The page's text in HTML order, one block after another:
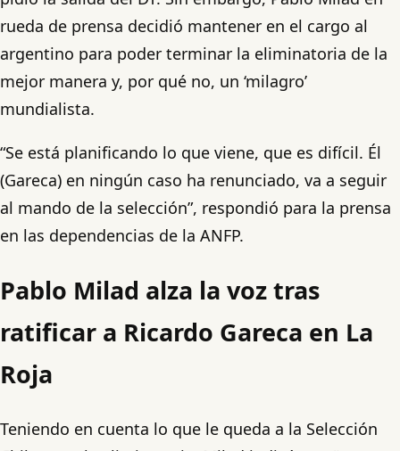
rueda de prensa decidió mantener en el cargo al
argentino para poder terminar la eliminatoria de la
mejor manera y, por qué no, un ‘milagro’
mundialista.
“Se está planificando lo que viene, que es difícil. Él
(Gareca) en ningún caso ha renunciado, va a seguir
al mando de la selección”, respondió para la prensa
en las dependencias de la ANFP.
Pablo Milad alza la voz tras
ratificar a Ricardo Gareca en La
Roja
Teniendo en cuenta lo que le queda a la Selección